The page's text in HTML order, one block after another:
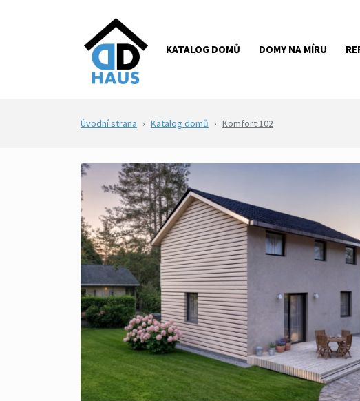
KATALOG DOMŮ DOMY NA MÍRU
Úvodní strana Katalog domů Komfort 102